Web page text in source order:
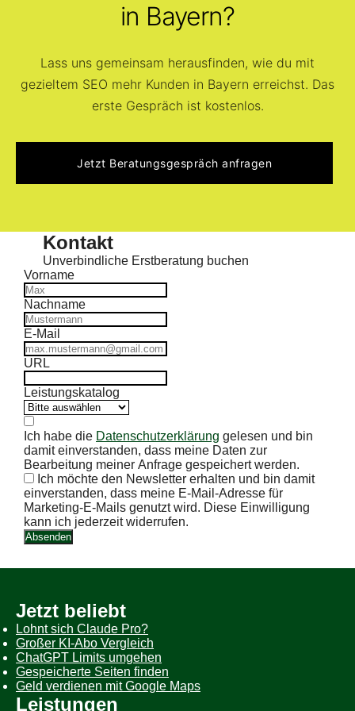
Abteilungen im Unternehmen besonders wichtig,
damit technische, inhaltliche und strategische
wirken können.
in Bayern?
Lass uns gemeinsam herausfinden, wie du mit
gezieltem SEO mehr Kunden in Bayern erreichst. Das
erste Gespräch ist kostenlos.
Jetzt Beratungsgespräch anfragen
Kontakt
Unverbindliche Erstberatung buchen
Vorname
Nachname
E-Mail
URL
Leistungskatalog
Ich habe die Datenschutzerklärung gelesen und bin
damit einverstanden, dass meine Daten zur
Bearbeitung meiner Anfrage gespeichert werden.
Ich möchte den Newsletter erhalten und bin damit
einverstanden, dass meine E-Mail-Adresse für
Marketing-E-Mails genutzt wird. Diese Einwilligung
kann ich jederzeit widerrufen.
Absenden
Jetzt beliebt
Lohnt sich Claude Pro?
Großer KI-Abo Vergleich
ChatGPT Limits umgehen
Gespeicherte Seiten finden
Geld verdienen mit Google Maps
Leistungen